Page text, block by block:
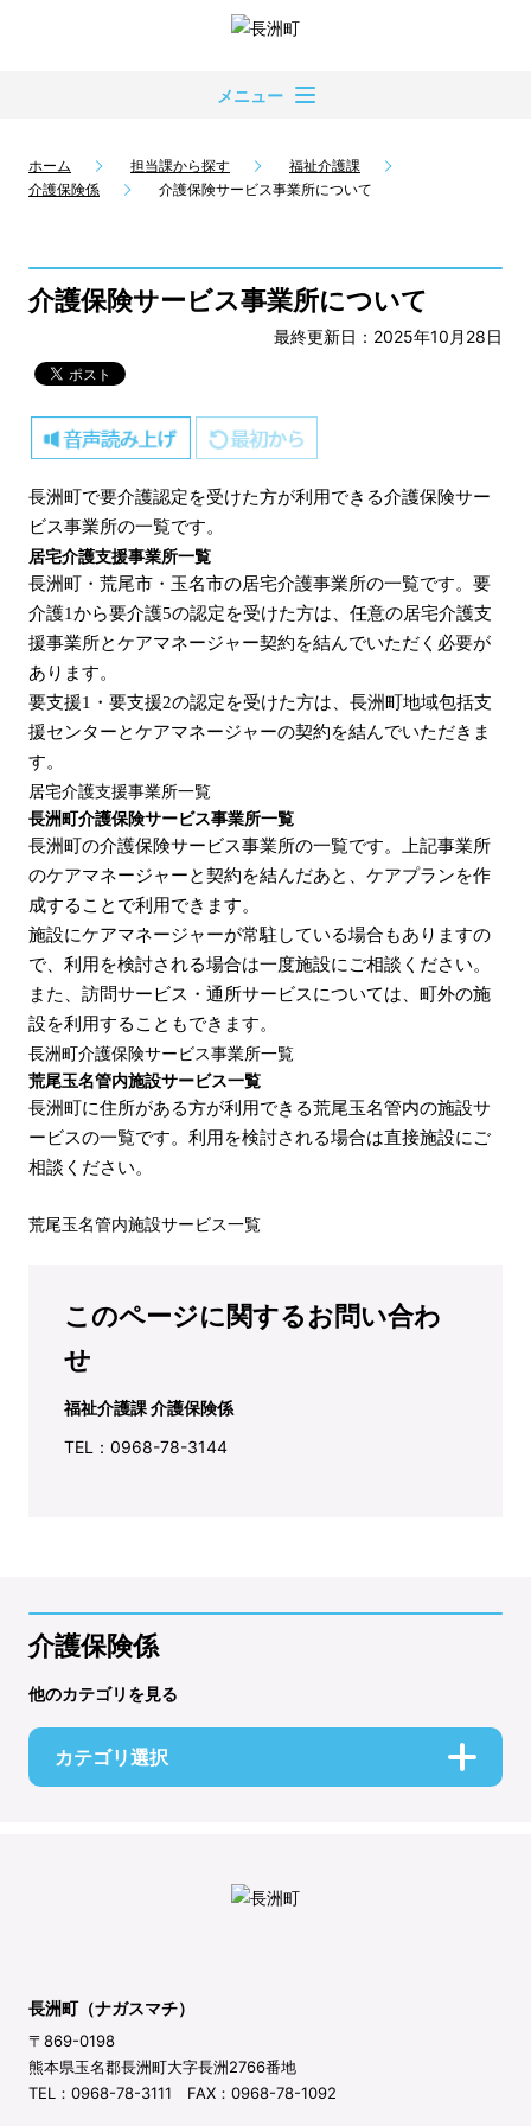
メニュー
ホーム 担当課から探す
福祉介護課
介護保険係
介護保険サービス事業所について
介護保険サービス事業所について
最終更新日：2025年10月28日
長洲町で要介護認定を受けた方が利用できる介護保険サー
ビス事業所の一覧です。
居宅介護支援事業所一覧
長洲町・荒尾市・玉名市の居宅介護事業所の一覧です。要
介護1から要介護5の認定を受けた方は、任意の居宅介護支
援事業所とケアマネージャー契約を結んでいただく必要が
あります。
要支援1・要支援2の認定を受けた方は、長洲町地域包括支
援センターとケアマネージャーの契約を結んでいただきま
す。
居宅介護支援事業所一覧
長洲町介護保険サービス事業所一覧
長洲町の介護保険サービス事業所の一覧です。上記事業所
のケアマネージャーと契約を結んだあと、ケアプランを作
成することで利用できます。
施設にケアマネージャーが常駐している場合もありますの
で、利用を検討される場合は一度施設にご相談ください。
また、訪問サービス・通所サービスについては、町外の施
設を利用することもできます。
長洲町介護保険サービス事業所一覧
荒尾玉名管内施設サービス一覧
長洲町に住所がある方が利用できる荒尾玉名管内の施設サ
ービスの一覧です。利用を検討される場合は直接施設にご
相談ください。
荒尾玉名管内施設サービス一覧
このページに関するお問い合わ
せ
福祉介護課 介護保険係
TEL：0968-78-3144
介護保険係
他のカテゴリを見る
カテゴリ選択
長洲町（ナガスマチ）
〒869-0198
熊本県玉名郡長洲町大字長洲2766番地
TEL：0968-78-3111 FAX：0968-78-1092